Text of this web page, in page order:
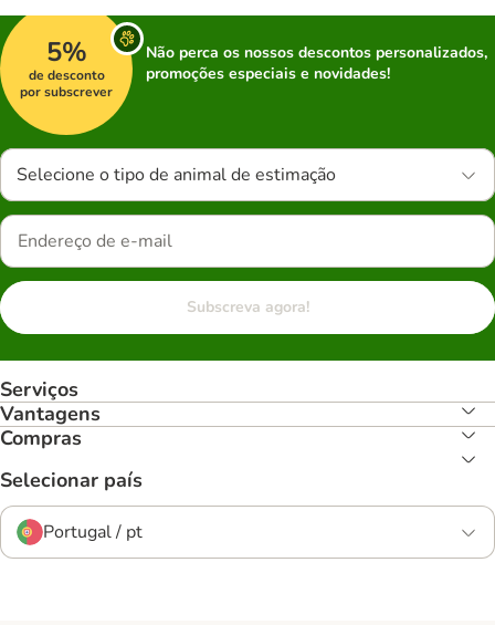
5%
de desconto
por subscrever
Não perca os nossos descontos personalizados,
promoções especiais e novidades!
Selecione o tipo de animal de estimação
Subscreva agora!
Serviços
Vantagens
Compras
Selecionar país
Portugal / pt